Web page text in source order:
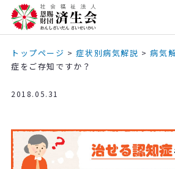
トップページ >症状別病気解説 >病気
症をご存知ですか？
2018.05.31